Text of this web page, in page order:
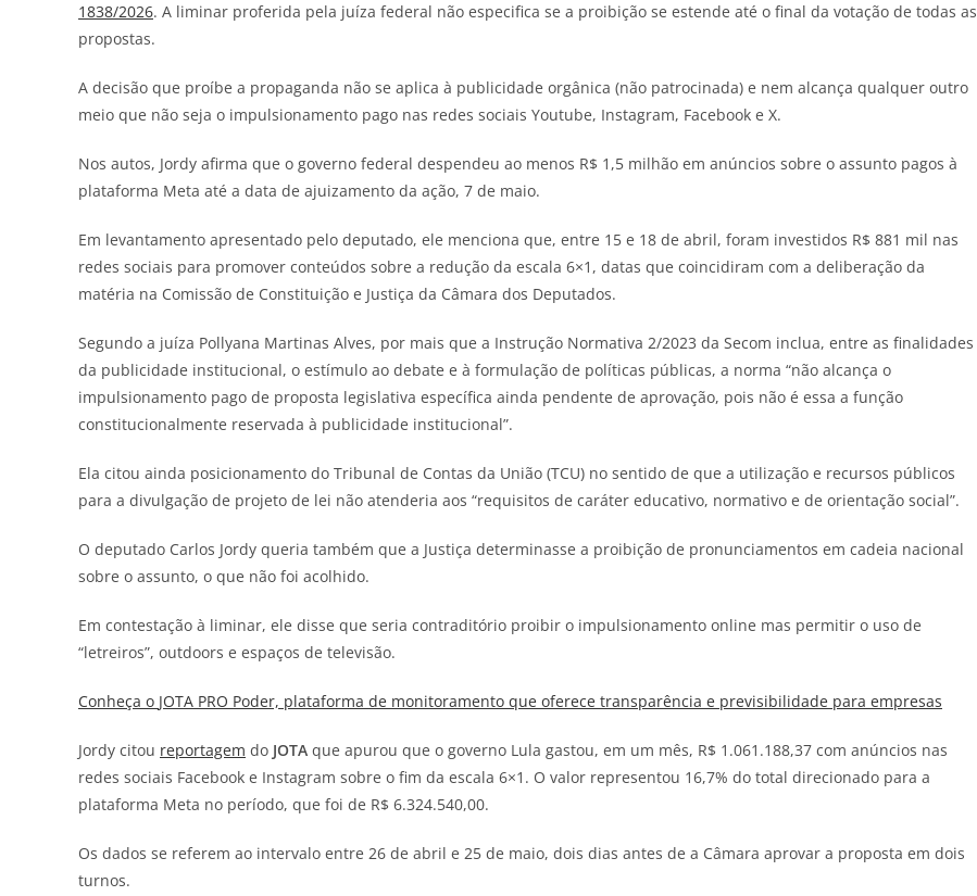
1838/2026. A liminar proferida pela juíza federal não especifica se a proibição se estende até o final da votação de todas as
propostas.
A decisão que proíbe a propaganda não se aplica à publicidade orgânica (não patrocinada) e nem alcança qualquer outro
meio que não seja o impulsionamento pago nas redes sociais Youtube, Instagram, Facebook e X.
Nos autos, Jordy afirma que o governo federal despendeu ao menos R$ 1,5 milhão em anúncios sobre o assunto pagos à
plataforma Meta até a data de ajuizamento da ação, 7 de maio.
Em levantamento apresentado pelo deputado, ele menciona que, entre 15 e 18 de abril, foram investidos R$ 881 mil nas
redes sociais para promover conteúdos sobre a redução da escala 6×1, datas que coincidiram com a deliberação da
matéria na Comissão de Constituição e Justiça da Câmara dos Deputados.
Segundo a juíza Pollyana Martinas Alves, por mais que a Instrução Normativa 2/2023 da Secom inclua, entre as finalidades
da publicidade institucional, o estímulo ao debate e à formulação de políticas públicas, a norma “não alcança o
impulsionamento pago de proposta legislativa específica ainda pendente de aprovação, pois não é essa a função
constitucionalmente reservada à publicidade institucional”.
Ela citou ainda posicionamento do Tribunal de Contas da União (TCU) no sentido de que a utilização e recursos públicos
para a divulgação de projeto de lei não atenderia aos “requisitos de caráter educativo, normativo e de orientação social”.
O deputado Carlos Jordy queria também que a Justiça determinasse a proibição de pronunciamentos em cadeia nacional
sobre o assunto, o que não foi acolhido.
Em contestação à liminar, ele disse que seria contraditório proibir o impulsionamento online mas permitir o uso de
“letreiros”, outdoors e espaços de televisão.
Conheça o JOTA PRO Poder, plataforma de monitoramento que oferece transparência e previsibilidade para empresas
Jordy citou reportagem do JOTA que apurou que o governo Lula gastou, em um mês, R$ 1.061.188,37 com anúncios nas
redes sociais Facebook e Instagram sobre o fim da escala 6×1. O valor representou 16,7% do total direcionado para a
plataforma Meta no período, que foi de R$ 6.324.540,00.
Os dados se referem ao intervalo entre 26 de abril e 25 de maio, dois dias antes de a Câmara aprovar a proposta em dois
turnos.